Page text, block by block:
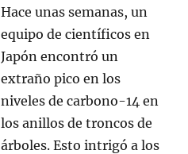
Hace unas semanas, un
equipo de científicos en
Japón encontró un
extraño pico en los
niveles de carbono-14 en
los anillos de troncos de
árboles. Esto intrigó a los